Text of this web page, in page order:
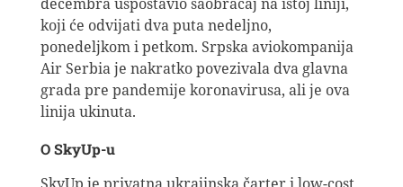
koji će odvijati dva puta nedeljno,
ponedeljkom i petkom. Srpska aviokompanija
Air Serbia je nakratko povezivala dva glavna
grada pre pandemije koronavirusa, ali je ova
linija ukinuta.
O SkyUp-u
SkyUp je privatna ukrajinska čarter i low-cost